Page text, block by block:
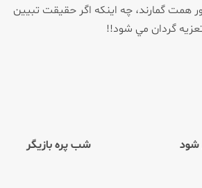
همت گمارند، چه اينكه اگر حقيقت تبيين
گردان مي شود!!
پنهان شود شب پره بازيگر